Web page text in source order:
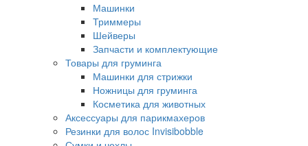
Машинки
Триммеры
Шейверы
Запчасти и комплектующие
Товары для груминга
Машинки для стрижки
Ножницы для груминга
Косметика для животных
Аксессуары для парикмахеров
Резинки для волос Invisibobble